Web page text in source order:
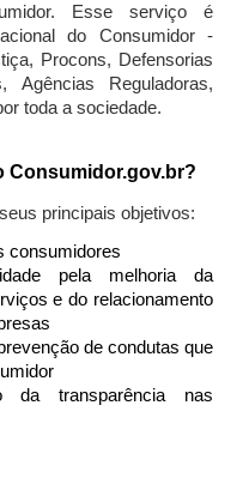
Esse serviço é
do Consumidor -
Procons, Defensorias
Agências Reguladoras,
toda a sociedade.
Consumidor.gov.br?
principais objetivos:
consumidores
pela melhoria da
e do relacionamento
de condutas que
da transparência nas